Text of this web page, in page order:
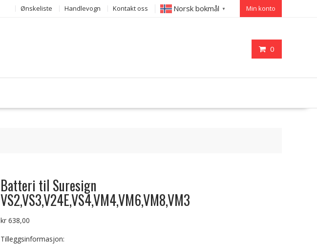
Ønskeliste Handlevogn Kontakt oss Norsk bokmål ▼ Min konto
0
Batteri til Suresign
VS2,VS3,V24E,VS4,VM4,VM6,VM8,VM3
kr 638,00
Tilleggsinformasjon: